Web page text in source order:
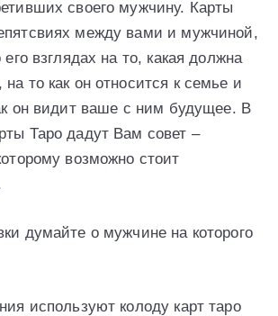
своего мужчину. Карты
между вами и мужчиной,
взглядах на то, какая должна
то как он относится к семье и
он видит ваше с ним будущее. В
Таро дадут Вам совет –
возможно стоит
думайте о мужчине на которого
используют колоду карт таро